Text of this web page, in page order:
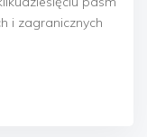
i zagranicznych